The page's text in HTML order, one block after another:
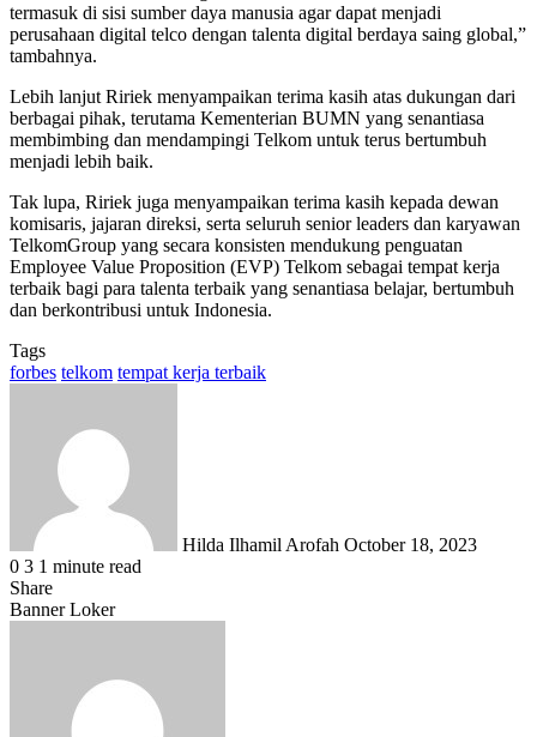
termasuk di sisi sumber daya manusia agar dapat menjadi
perusahaan digital telco dengan talenta digital berdaya saing global,”
tambahnya.
Lebih lanjut Ririek menyampaikan terima kasih atas dukungan dari
berbagai pihak, terutama Kementerian BUMN yang senantiasa
membimbing dan mendampingi Telkom untuk terus bertumbuh
menjadi lebih baik.
Tak lupa, Ririek juga menyampaikan terima kasih kepada dewan
komisaris, jajaran direksi, serta seluruh senior leaders dan karyawan
TelkomGroup yang secara konsisten mendukung penguatan
Employee Value Proposition (EVP) Telkom sebagai tempat kerja
terbaik bagi para talenta terbaik yang senantiasa belajar, bertumbuh
dan berkontribusi untuk Indonesia.
Tags
forbes telkom tempat kerja terbaik
Hilda Ilhamil Arofah October 18, 2023
0 3 1 minute read
Share
Facebook
X
LinkedIn
WhatsApp
Share
Banner Loker